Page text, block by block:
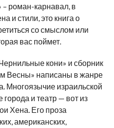
роман-карнавал, в
и стили, это книга о
со смыслом или
вас поймет.
кони» и сборник
Весны» написаны в жанре
Многоязычие израильской
и театр — вот из
Хена. Его проза
американских,